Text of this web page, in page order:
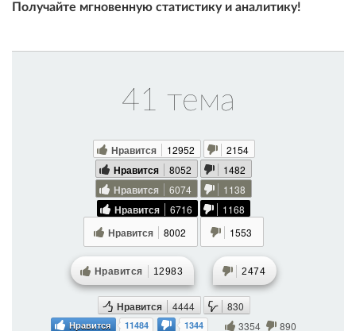
Получайте мгновенную статистику и аналитику!
41 тема
Нравится 12952 2154
Нравится 8052 1482
Нравится 6074 1138
Нравится 6716 1168
Нравится 8002 1553
Нравится 12983 2474
Нравится 4444 830
Нравится 11484 1344 3354
890